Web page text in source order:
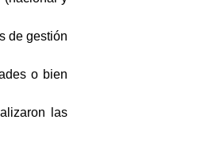
de gestión
o bien
las